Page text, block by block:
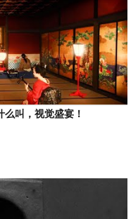
么叫，视觉盛宴！